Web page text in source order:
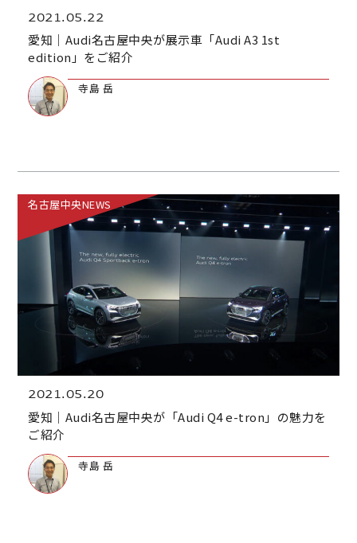
2021.05.22
愛知｜Audi名古屋中央が展示車「Audi A3 1st
edition」をご紹介
寺島 岳
名古屋中央NEWS
2021.05.20
愛知｜Audi名古屋中央が「Audi Q4 e-tron」の魅力を
ご紹介
寺島 岳